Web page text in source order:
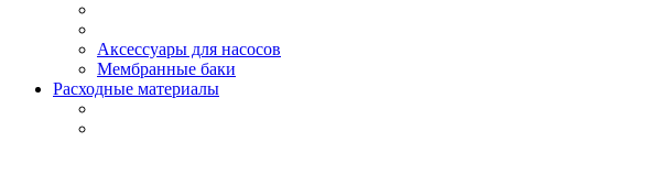
Аксессуары для насосов
Мембранные баки
Расходные материалы